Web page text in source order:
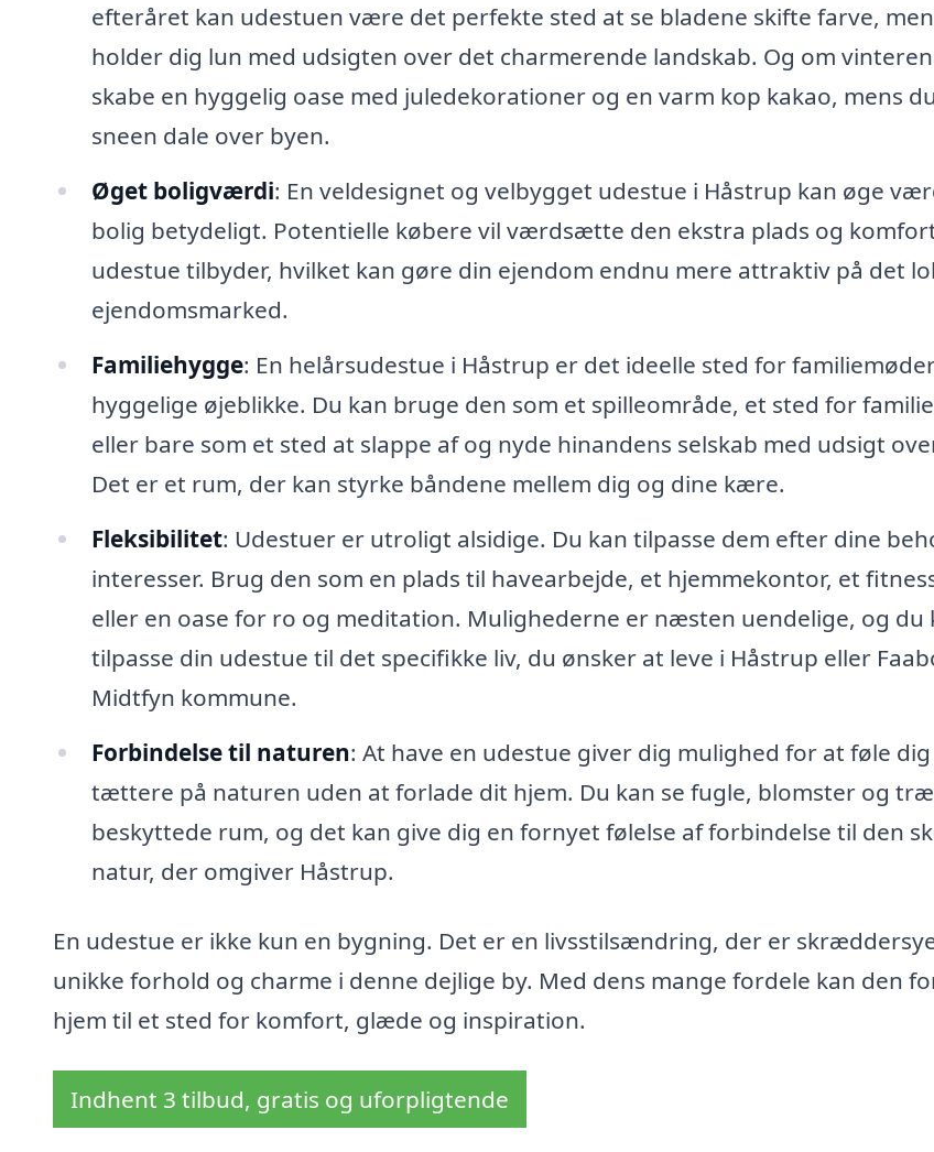
efteråret kan udestuen være det perfekte sted at se bladene skifte farve,
holder dig lun med udsigten over det charmerende landskab. Og om
skabe en hyggelig oase med juledekorationer og en varm kop kakao, mens
sneen dale over byen.
Øget boligværdi: En veldesignet og velbygget udestue i Håstrup kan øge
bolig betydeligt. Potentielle købere vil værdsætte den ekstra plads og
udestue tilbyder, hvilket kan gøre din ejendom endnu mere attraktiv på det
ejendomsmarked.
Familiehygge: En helårsudestue i Håstrup er det ideelle sted for
hyggelige øjeblikke. Du kan bruge den som et spilleområde, et sted for
eller bare som et sted at slappe af og nyde hinandens selskab med udsigt
Det er et rum, der kan styrke båndene mellem dig og dine kære.
Fleksibilitet: Udestuer er utroligt alsidige. Du kan tilpasse dem efter dine
interesser. Brug den som en plads til havearbejde, et hjemmekontor, et
eller en oase for ro og meditation. Mulighederne er næsten uendelige, og du
tilpasse din udestue til det specifikke liv, du ønsker at leve i Håstrup eller
Midtfyn kommune.
Forbindelse til naturen: At have en udestue giver dig mulighed for at føle
tættere på naturen uden at forlade dit hjem. Du kan se fugle, blomster og
beskyttede rum, og det kan give dig en fornyet følelse af forbindelse til den
natur, der omgiver Håstrup.
En udestue er ikke kun en bygning. Det er en livsstilsændring, der er
unikke forhold og charme i denne dejlige by. Med dens mange fordele kan den
hjem til et sted for komfort, glæde og inspiration.
Indhent 3 tilbud, gratis og uforpligtende